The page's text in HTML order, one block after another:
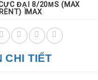
ĐẠI 8/20ΜS (MAX
IMAX
CHI TIẾT